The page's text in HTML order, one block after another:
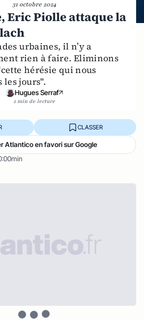
31 octobre 2024
Eric Piolle attaque la
urbaines, il n’y a
rien à faire. Eliminons
hérésie qui nous
les jours".
Hugues Serraf
2 min de lecture
CLASSER
Atlantico en favori sur Google